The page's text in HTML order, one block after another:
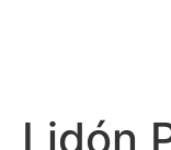
Lidón